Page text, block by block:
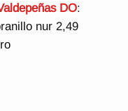
DO:
nur 2,49